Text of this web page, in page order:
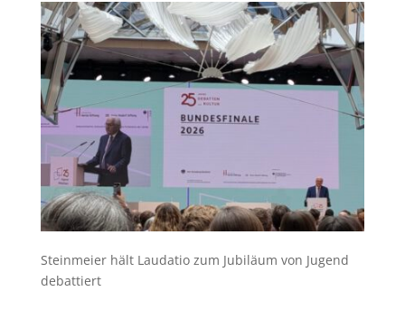
Steinmeier hält Laudatio zum Jubiläum von Jugend
debattiert